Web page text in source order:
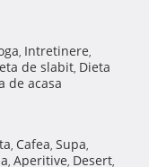
, Intretinere,
de slabit, Dieta
de acasa
, Cafea, Supa,
, Aperitive, Desert,